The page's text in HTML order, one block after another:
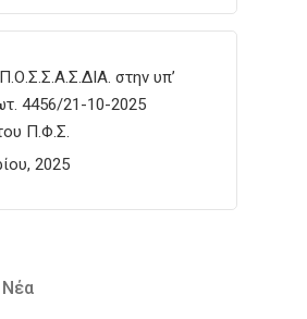
στην υπ’
4456/21-10-2025
Π.Φ.Σ.
2025